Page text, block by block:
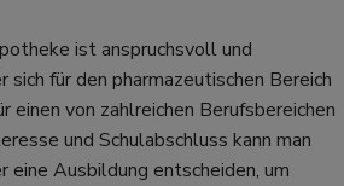
ist anspruchsvoll und
sich für den pharmazeutischen Bereich
einen von zahlreichen Berufsbereichen
und Schulabschluss kann man
eine Ausbildung entscheiden, um